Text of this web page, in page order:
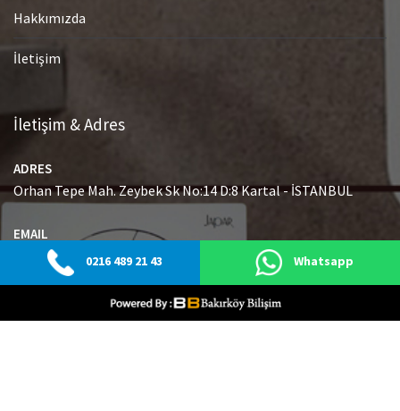
Hakkımızda
İletişim
İletişim & Adres
ADRES
Orhan Tepe Mah. Zeybek Sk No:14 D:8 Kartal - İSTANBUL
EMAIL
info@japaryetkiliservisi.net
0216 489 21 43
0216 489 21 43 Whatsapp